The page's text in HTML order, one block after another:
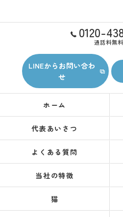
0120-
通話料無料
LINEからお問い合わ
せ
ホーム
代表あいさつ
よくある質問
当社の特徴
猫